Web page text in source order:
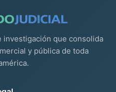
investigación que consolida
y pública de toda